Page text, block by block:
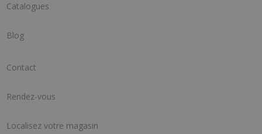
Catalogues
Blog
Contact
Rendez-vous
Localisez votre magasin